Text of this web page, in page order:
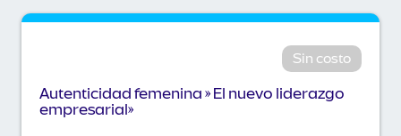
Sin costo
Autenticidad femenina » El nuevo liderazgo
empresarial»